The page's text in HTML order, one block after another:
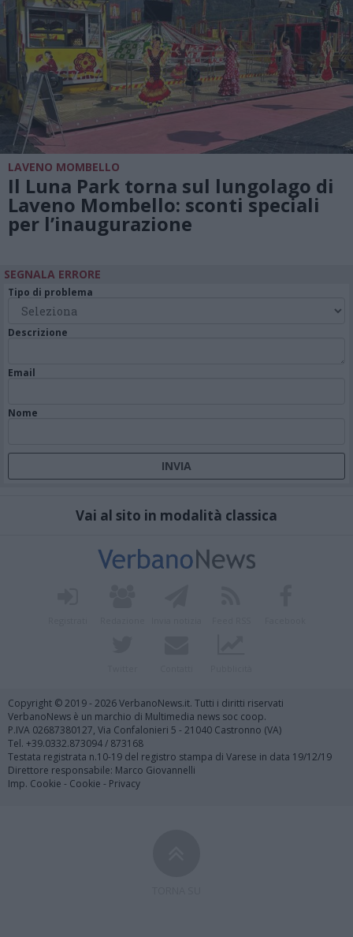
LAVENO MOMBELLO
Il Luna Park torna sul lungolago di
Laveno Mombello: sconti speciali
per l’inaugurazione
SEGNALA ERRORE
Tipo di problema
Descrizione
Email
Nome
Vai al sito in modalità classica
Copyright © 2019 - 2026 VerbanoNews.it. Tutti i diritti riservati
VerbanoNews è un marchio di Multimedia news soc coop.
P.IVA 02687380127, Via Confalonieri 5 - 21040 Castronno (VA)
Tel. +39.0332.873094 / 873168
Testata registrata n.10-19 del registro stampa di Varese in data 19/12/19
Direttore responsabile: Marco Giovannelli
Imp. Cookie - Cookie - Privacy